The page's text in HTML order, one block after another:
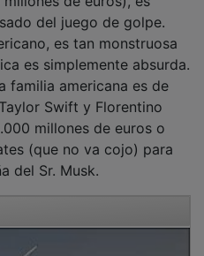
del juego de golpe.
es tan monstruosa
es simplemente absurda.
familia americana es de
Swift y Florentino
millones de euros o
(que no va cojo) para
del Sr. Musk.